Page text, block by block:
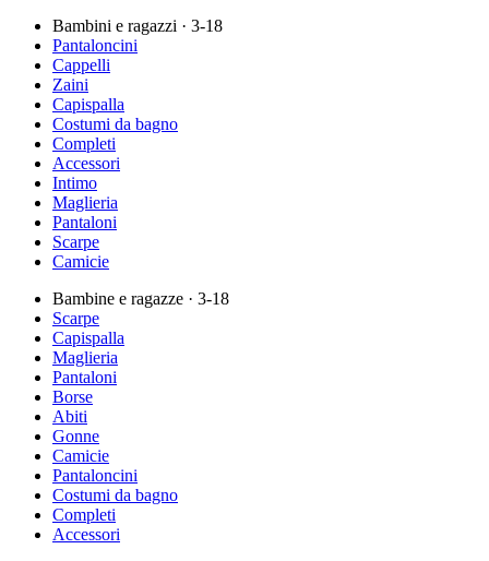
Bambini e ragazzi · 3-18
Pantaloncini
Cappelli
Zaini
Capispalla
Costumi da bagno
Completi
Accessori
Intimo
Maglieria
Pantaloni
Scarpe
Camicie
Bambine e ragazze · 3-18
Scarpe
Capispalla
Maglieria
Pantaloni
Borse
Abiti
Gonne
Camicie
Pantaloncini
Costumi da bagno
Completi
Accessori